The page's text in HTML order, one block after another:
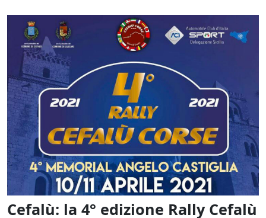
Cefalù: la 4° edizione Rally Cefalù